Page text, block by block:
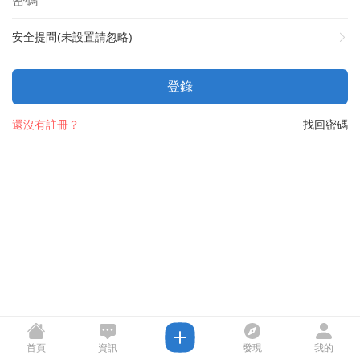
安全提問(未設置請忽略)
登錄
找回密碼
還沒有註冊？
首頁 資訊 發現 我的